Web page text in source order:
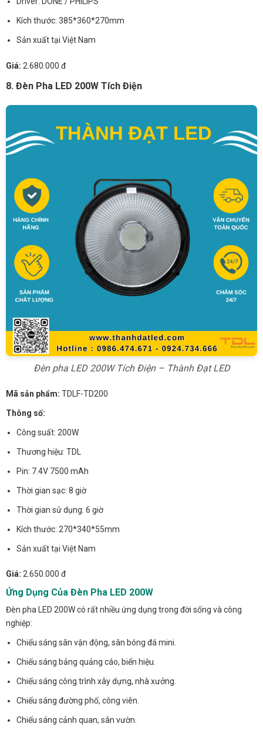
Kích thước: 385*360*270mm
Sản xuất tại Việt Nam
Giá: 2.680.000 đ
8. Đèn Pha LED 200W Tích Điện
Đèn pha LED 200W Tích Điện – Thành Đạt LED
Mã sản phẩm: TDLF-TD200
Thông số:
Công suất: 200W
Thương hiệu: TDL
Pin: 7.4V 7500 mAh
Thời gian sạc: 8 giờ
Thời gian sử dụng: 6 giờ
Kích thước: 270*340*55mm
Sản xuất tại Việt Nam
Giá: 2.650.000 đ
Ứng Dụng Của Đèn Pha LED 200W
Đèn pha LED 200W có rất nhiều ứng dụng trong đời sống và công
nghiệp:
Chiếu sáng sân vận động, sân bóng đá mini.
Chiếu sáng bảng quảng cáo, biển hiệu.
Chiếu sáng công trình xây dựng, nhà xưởng.
Chiếu sáng đường phố, công viên.
Chiếu sáng cảnh quan, sân vườn.